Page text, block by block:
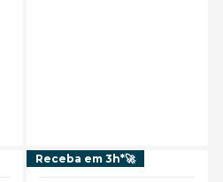
Receba em 3h*🚀